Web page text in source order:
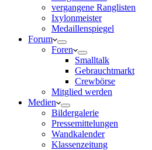
vergangene Ranglisten
Ixylonmeister
Medaillenspiegel
Forum
Foren
Smalltalk
Gebrauchtmarkt
Crewbörse
Mitglied werden
Medien
Bildergalerie
Pressemittelungen
Wandkalender
Klassenzeitung